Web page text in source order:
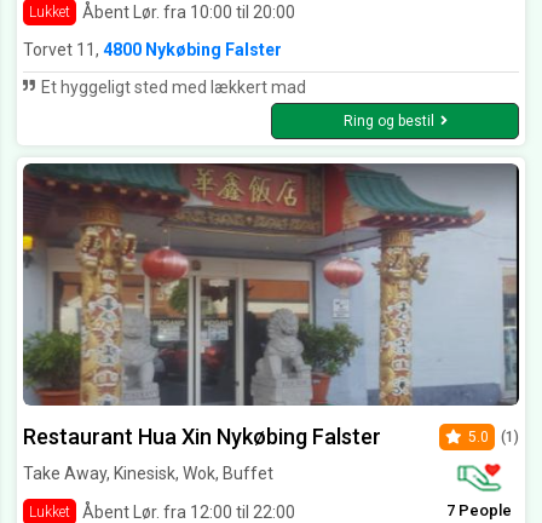
Lukket
Åbent Lør. fra 10:00 til 20:00
Torvet 11, 4800 Nykøbing Falster
Et hyggeligt sted med lækkert mad
Ring og bestil
Restaurant Hua Xin Nykøbing Falster
Take Away, Kinesisk, Wok, Buffet
Lukket Åbent Lør. fra 12:00 til 22:00
5.0 (1)
7 People